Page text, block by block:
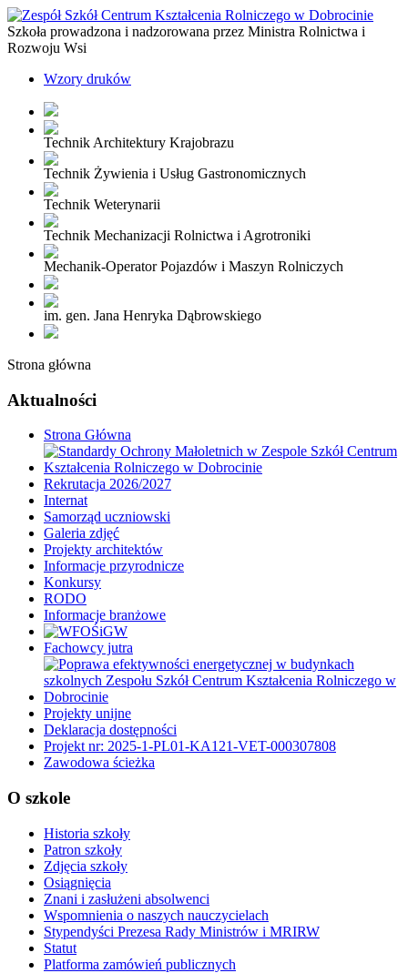
Szkoła prowadzona i nadzorowana przez Ministra Rolnictwa i
Rozwoju Wsi
Wzory druków
Technik Architektury Krajobrazu
Technik Żywienia i Usług Gastronomicznych
Technik Weterynarii
Technik Mechanizacji Rolnictwa i Agrotroniki
Mechanik-Operator Pojazdów i Maszyn Rolniczych
im. gen. Jana Henryka Dąbrowskiego
Strona główna
Aktualności
Strona Główna
Rekrutacja 2026/2027
Internat
Samorząd uczniowski
Galeria zdjęć
Projekty architektów
Informacje przyrodnicze
Konkursy
RODO
Informacje branżowe
Fachowcy jutra
Projekty unijne
Deklaracja dostępności
Projekt nr: 2025-1-PL01-KA121-VET-000307808
Zawodowa ścieżka
O szkole
Historia szkoły
Patron szkoły
Zdjęcia szkoły
Osiągnięcia
Znani i zasłużeni absolwenci
Wspomnienia o naszych nauczycielach
Stypendyści Prezesa Rady Ministrów i MRIRW
Statut
Platforma zamówień publicznych